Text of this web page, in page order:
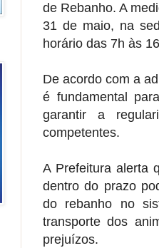
de Rebanho. A
31 de maio, na
horário das 7h às
De acordo com a
é fundamental
garantir a
competentes.
A Prefeitura alerta
dentro do prazo
do rebanho no
transporte dos
prejuízos.